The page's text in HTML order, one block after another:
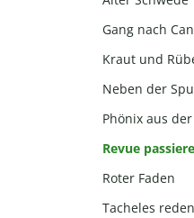
Gang nach
Kraut und
Neben der
Phönix aus
Revue
Roter Faden
Tacheles reden